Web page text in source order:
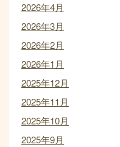
2026年4月
2026年3月
2026年2月
2026年1月
2025年12月
2025年11月
2025年10月
2025年9月